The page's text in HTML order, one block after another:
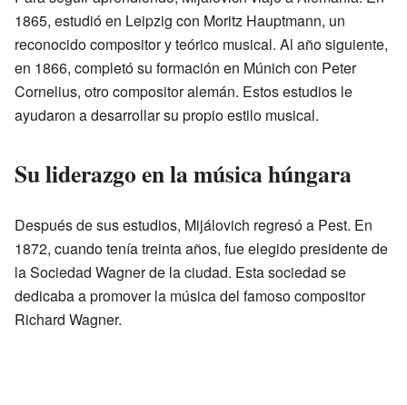
1865, estudió en Leipzig con Moritz Hauptmann, un
reconocido compositor y teórico musical. Al año siguiente,
en 1866, completó su formación en Múnich con Peter
Cornelius, otro compositor alemán. Estos estudios le
ayudaron a desarrollar su propio estilo musical.
Su liderazgo en la música húngara
Después de sus estudios, Mijálovich regresó a Pest. En
1872, cuando tenía treinta años, fue elegido presidente de
la Sociedad Wagner de la ciudad. Esta sociedad se
dedicaba a promover la música del famoso compositor
Richard Wagner.